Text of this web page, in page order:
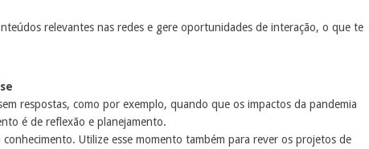
relevantes nas redes e gere oportunidades de interação, o que te
respostas, como por exemplo, quando que os impactos da pandemia
é de reflexão e planejamento.
Utilize esse momento também para rever os projetos de